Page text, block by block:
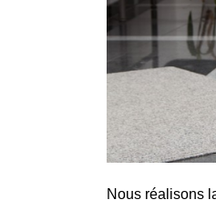
Nous réalisons